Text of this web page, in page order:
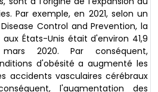
Par exemple, en 2021, selon un
Control and Prevention, la
États-Unis était d'environ 41,9
2020. Par conséquent,
d'obésité a augmenté les
accidents vasculaires cérébraux
l'augmentation des